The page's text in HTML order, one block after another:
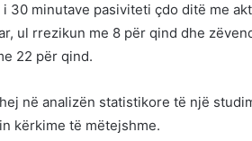
30 minutave pasiviteti çdo ditë me
ul rrezikun me 8 për qind dhe
22 për qind.
në analizën statistikore të një
kërkime të mëtejshme.